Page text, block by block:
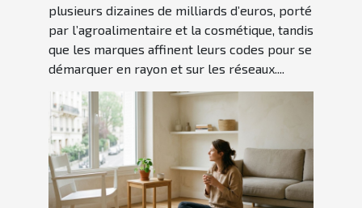
plusieurs dizaines de milliards d’euros, porté
par l’agroalimentaire et la cosmétique, tandis
que les marques affinent leurs codes pour se
démarquer en rayon et sur les réseaux....